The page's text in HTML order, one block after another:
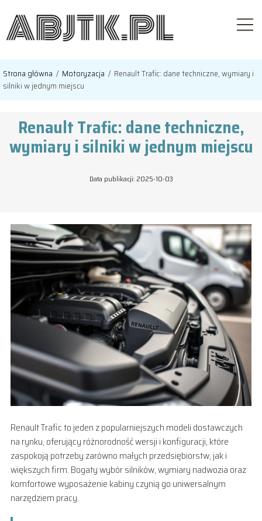
Strona główna / Motoryzacja / Renault Trafic: dane techniczne, wymiary i
silniki w jednym miejscu
Renault Trafic: dane techniczne,
wymiary i silniki w jednym miejscu
Data publikacji: 2025-10-03
Renault Trafic to jeden z popularniejszych modeli dostawczych
na rynku, oferujący różnorodność wersji i konfiguracji, które
zaspokoją potrzeby zarówno małych przedsiębiorstw, jak i
większych firm. Bogaty wybór silników, wymiary nadwozia oraz
komfortowe wyposażenie kabiny czynią go uniwersalnym
narzędziem pracy.